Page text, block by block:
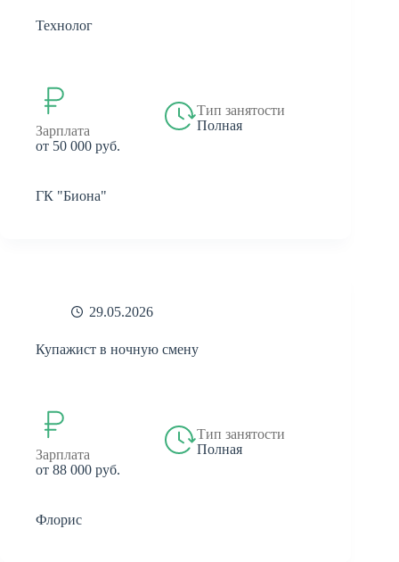
Технолог
Зарплата
от 50 000 руб.
Тип занятости
Полная
ГК "Биона"
29.05.2026
Купажист в ночную смену
Зарплата
от 88 000 руб.
Тип занятости
Полная
Флорис